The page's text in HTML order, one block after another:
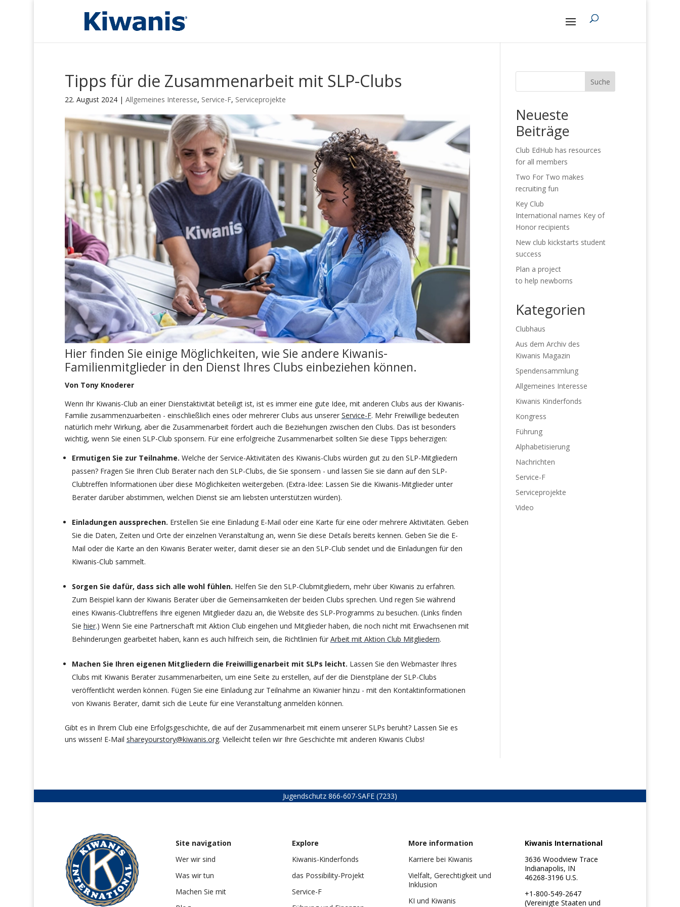
Tipps für die Zusammenarbeit mit SLP-Clubs
22. August 2024| Allgemeines Interesse, Service-F, Serviceprojekte
Hier finden Sie einige Möglichkeiten, wie Sie andere Kiwanis-
Familienmitglieder in den Dienst Ihres Clubs einbeziehen können.
Von Tony Knoderer
Wenn Ihr Kiwanis-Club an einer Dienstaktivität beteiligt ist, ist es immer eine gute Idee, mit anderen Clubs aus der Kiwanis-
Familie zusammenzuarbeiten - einschließlich eines oder mehrerer Clubs aus unserer Service-F. Mehr Freiwillige bedeuten
natürlich mehr Wirkung, aber die Zusammenarbeit fördert auch die Beziehungen zwischen den Clubs. Das ist besonders
wichtig, wenn Sie einen SLP-Club sponsern. Für eine erfolgreiche Zusammenarbeit sollten Sie diese Tipps beherzigen:
Ermutigen Sie zur Teilnahme. Welche der Service-Aktivitäten des Kiwanis-Clubs würden gut zu den SLP-Mitgliedern
passen? Fragen Sie Ihren Club Berater nach den SLP-Clubs, die Sie sponsern - und lassen Sie sie dann auf den SLP-
Clubtreffen Informationen über diese Möglichkeiten weitergeben. (Extra-Idee: Lassen Sie die Kiwanis-Mitglieder unter
Berater darüber abstimmen, welchen Dienst sie am liebsten unterstützen würden).
Einladungen aussprechen. Erstellen Sie eine Einladung E-Mail oder eine Karte für eine oder mehrere Aktivitäten. Geben
Sie die Daten, Zeiten und Orte der einzelnen Veranstaltung an, wenn Sie diese Details bereits kennen. Geben Sie die E-
Mail oder die Karte an den Kiwanis Berater weiter, damit dieser sie an den SLP-Club sendet und die Einladungen für den
Kiwanis-Club sammelt.
Sorgen Sie dafür, dass sich alle wohl fühlen. Helfen Sie den SLP-Clubmitgliedern, mehr über Kiwanis zu erfahren.
Zum Beispiel kann der Kiwanis Berater über die Gemeinsamkeiten der beiden Clubs sprechen. Und regen Sie während
eines Kiwanis-Clubtreffens Ihre eigenen Mitglieder dazu an, die Website des SLP-Programms zu besuchen. (Links finden
Sie hier.) Wenn Sie eine Partnerschaft mit Aktion Club eingehen und Mitglieder haben, die noch nicht mit Erwachsenen mit
Behinderungen gearbeitet haben, kann es auch hilfreich sein, die Richtlinien für Arbeit mit Aktion Club Mitgliedern.
Machen Sie Ihren eigenen Mitgliedern die Freiwilligenarbeit mit SLPs leicht. Lassen Sie den Webmaster Ihres
Clubs mit Kiwanis Berater zusammenarbeiten, um eine Seite zu erstellen, auf der die Dienstpläne der SLP-Clubs
veröffentlicht werden können. Fügen Sie eine Einladung zur Teilnahme an Kiwanier hinzu - mit den Kontaktinformationen
von Kiwanis Berater, damit sich die Leute für eine Veranstaltung anmelden können.
Gibt es in Ihrem Club eine Erfolgsgeschichte, die auf der Zusammenarbeit mit einem unserer SLPs beruht? Lassen Sie es
uns wissen! E-Mail shareyourstory@kiwanis.org. Vielleicht teilen wir Ihre Geschichte mit anderen Kiwanis Clubs!
Suche
Neueste
Beiträge
Club EdHub has resources
for all members
Two For Two makes
recruiting fun
Key Club
International names Key of
Honor recipients
New club kickstarts student
success
Plan a project
to help newborns
Kategorien
Clubhaus
Aus dem Archiv des
Kiwanis Magazin
Spendensammlung
Allgemeines Interesse
Kiwanis Kinderfonds
Kongress
Führung
Alphabetisierung
Nachrichten
Service-F
Serviceprojekte
Video
Jugendschutz 866-607-SAFE (7233)
Site navigation
Wer wir sind
Was wir tun
Machen Sie mit
Explore
Kiwanis-Kinderfonds
das Possibility-Projekt
Service-F
More information
Karriere bei Kiwanis
Vielfalt, Gerechtigkeit und
Inklusion
KI und Kiwanis
Kiwanis International
3636 Woodview Trace
Indianapolis, IN
46268-3196 U.S.
+1-800-549-2647
(Vereinigte Staaten und